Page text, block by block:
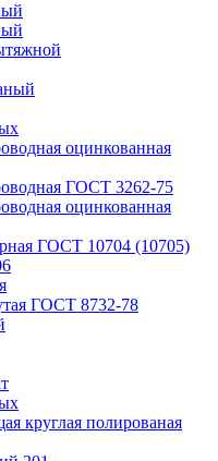
оцинкованная
ГОСТ 3262-75
оцинкованная
ГОСТ 10704 (10705)
ГОСТ 8732-78
круглая полированая